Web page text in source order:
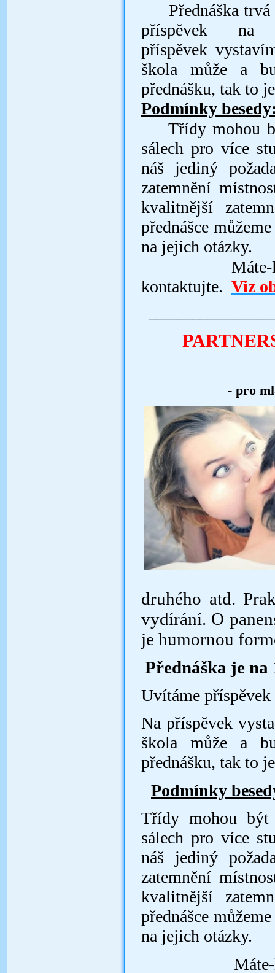
Přednáška
příspěvek na
příspěvek
škola může a
přednášku, tak to
Podmínky
Třídy mohou
sálech pro více
náš jediný
zatemnění
kvalitnější
přednášce
na jejich otázky.
Máte-li o
kontaktujte. Viz
- pro
druhého atd.
vydírání. O
je humornou
Přednáška je
Uvítáme
Na příspěvek
škola může a
přednášku, tak to
Podmínky
Třídy mohou být
sálech pro více
náš jediný
zatemnění
kvalitnější
přednášce
na jejich otázky.
Máte-li o